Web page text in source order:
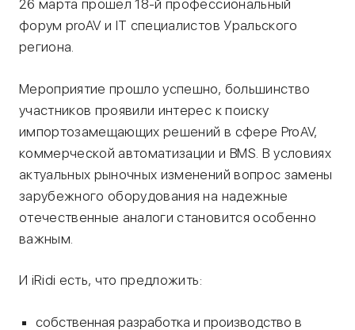
26 марта прошел 18-й профессиональный
форум proAV и IT специалистов Уральского
региона.
Мероприятие прошло успешно, большинство
участников проявили интерес к поиску
импортозамещающих решений в сфере ProAV,
коммерческой автоматизации и BMS. В условиях
актуальных рыночных изменений вопрос замены
зарубежного оборудования на надежные
отечественные аналоги становится особенно
важным.
И iRidi есть, что предложить:
собственная разработка и производство в